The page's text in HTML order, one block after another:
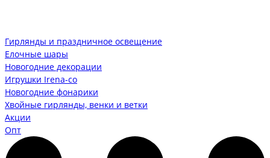
Гирлянды и праздничное освещение
Елочные шары
Новогодние декорации
Игрушки Irena-co
Новогодние фонарики
Хвойные гирлянды, венки и ветки
Акции
Опт